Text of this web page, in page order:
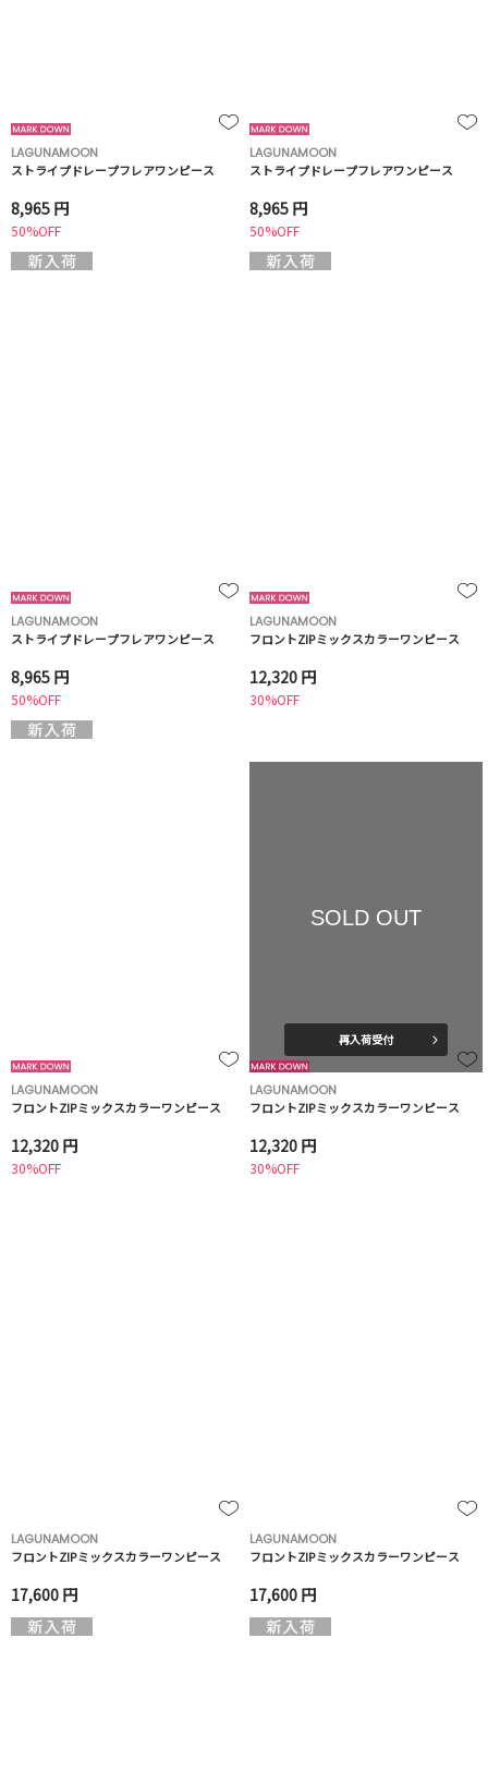
LAGUNAMOON
ストライプドレープフレアワンピース
8,965 円
50%OFF
LAGUNAMOON
ストライプドレープフレアワンピース
8,965 円
50%OFF
LAGUNAMOON
ストライプドレープフレアワンピース
8,965 円
50%OFF
LAGUNAMOON
フロントZIPミックスカラーワンピース
12,320 円
30%OFF
LAGUNAMOON
フロントZIPミックスカラーワンピース
12,320 円
30%OFF
SOLD OUT
再入荷受付
LAGUNAMOON
フロントZIPミックスカラーワンピース
12,320 円
30%OFF
LAGUNAMOON
フロントZIPミックスカラーワンピース
17,600 円
LAGUNAMOON
フロントZIPミックスカラーワンピース
17,600 円